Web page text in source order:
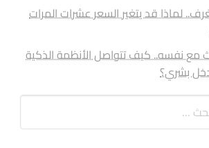
لماذا قد يتغير السعر عشرات المرات
مع نفسه.. كيف تتواصل الأنظمة الذكية
بشري؟